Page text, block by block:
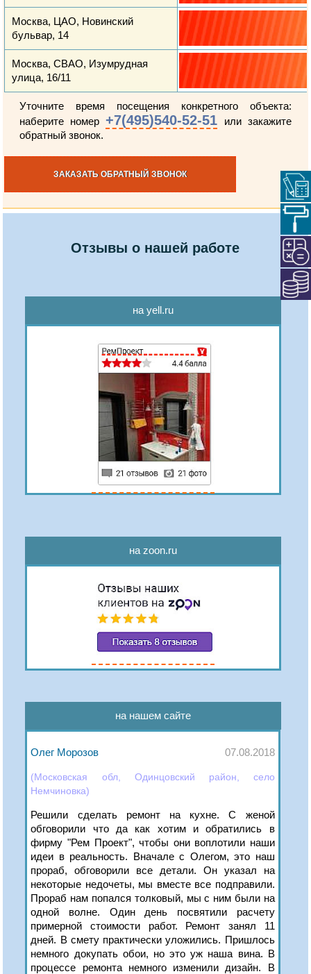
Москва, ЦАО, Новинский
бульвар, 14
Москва, СВАО, Изумрудная
улица, 16/11
Уточните время посещения конкретного объекта:
наберите номер+7(495)540-52-51 или закажите
обратный звонок.
ЗАКАЗАТЬ ОБРАТНЫЙ ЗВОНОК
Отзывы о нашей работе
на yell.ru
на zoon.ru
на нашем сайте
Олег Морозов 07.08.2018
(Московская обл, Одинцовский район, село
Немчиновка)
Решили сделать ремонт на кухне. С женой
обговорили что да как хотим и обратились в
фирму "Рем Проект", чтобы они воплотили наши
идеи в реальность. Вначале с Олегом, это наш
прораб, обговорили все детали. Он указал на
некоторые недочеты, мы вместе все подправили.
Прораб нам попался толковый, мы с ним были на
одной волне. Один день посвятили расчету
примерной стоимости работ. Ремонт занял 11
дней. В смету практически уложились. Пришлось
немного докупать обои, но это уж наша вина. В
процессе ремонта немного изменили дизайн. В